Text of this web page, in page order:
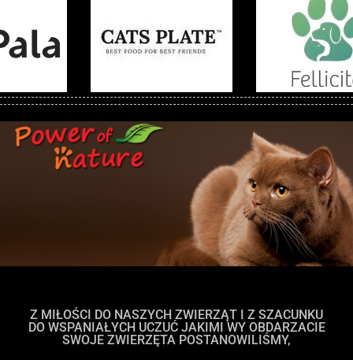
Z MIŁOŚCI DO NASZYCH ZWIERZĄT I Z SZACUNKU
DO WSPANIAŁYCH UCZUĆ JAKIMI WY OBDARZACIE
SWOJE ZWIERZĘTA POSTANOWILIŚMY,